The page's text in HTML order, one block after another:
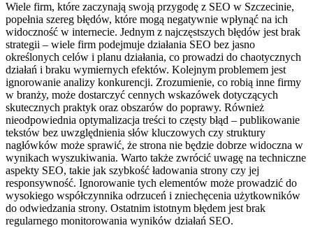
Wiele firm, które zaczynają swoją przygodę z SEO w Szczecinie,
popełnia szereg błędów, które mogą negatywnie wpłynąć na ich
widoczność w internecie. Jednym z najczęstszych błędów jest brak
strategii – wiele firm podejmuje działania SEO bez jasno
określonych celów i planu działania, co prowadzi do chaotycznych
działań i braku wymiernych efektów. Kolejnym problemem jest
ignorowanie analizy konkurencji. Zrozumienie, co robią inne firmy
w branży, może dostarczyć cennych wskazówek dotyczących
skutecznych praktyk oraz obszarów do poprawy. Również
nieodpowiednia optymalizacja treści to częsty błąd – publikowanie
tekstów bez uwzględnienia słów kluczowych czy struktury
nagłówków może sprawić, że strona nie będzie dobrze widoczna w
wynikach wyszukiwania. Warto także zwrócić uwagę na techniczne
aspekty SEO, takie jak szybkość ładowania strony czy jej
responsywność. Ignorowanie tych elementów może prowadzić do
wysokiego współczynnika odrzuceń i zniechęcenia użytkowników
do odwiedzania strony. Ostatnim istotnym błędem jest brak
regularnego monitorowania wyników działań SEO.